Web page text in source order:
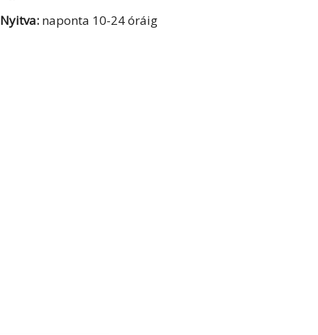
Nyitva: naponta 10-24 óráig